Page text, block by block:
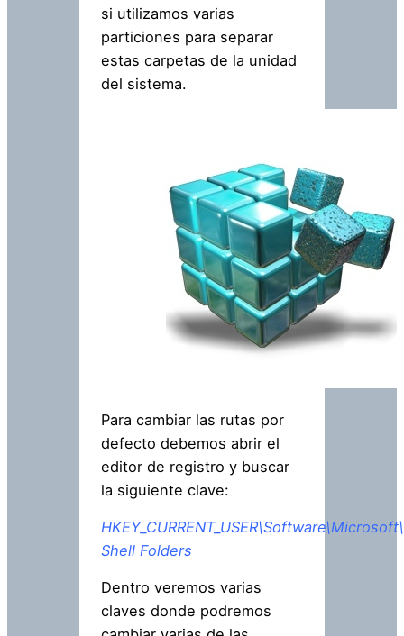
si utilizamos varias
particiones para separar
estas carpetas de la unidad
del sistema.
Para cambiar las rutas por
defecto debemos abrir el
editor de registro y buscar
la siguiente clave:
Shell Folders
Dentro veremos varias
claves donde podremos